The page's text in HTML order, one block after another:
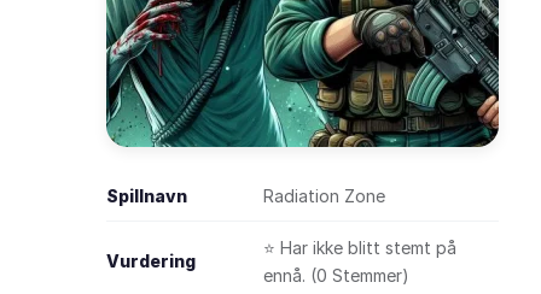
Spillnavn Radiation Zone
Vurdering
⭐ Har ikke blitt stemt på
ennå. (0 Stemmer)